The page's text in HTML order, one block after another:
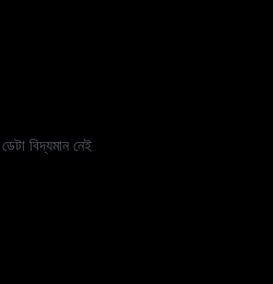
বিদ্যমান নেই